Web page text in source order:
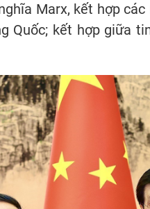
Marx, kết hợp
Quốc; kết hợp giữa